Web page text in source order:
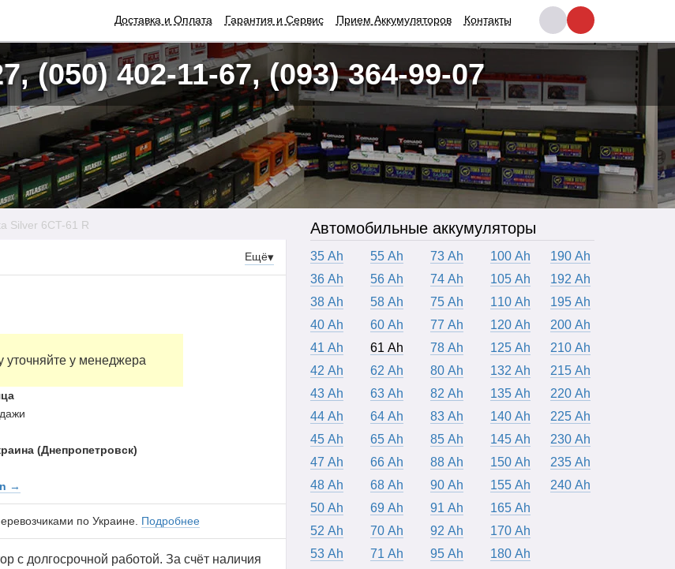
(050) 402-11-67, (093) 364-99-07
Silver 6CT-61 R
Ещё▾
уточняйте у менеджера
(Днепропетровск)
→
по Украине. Подробнее
с долгосрочной работой. За счёт наличия
Автомобильные аккумуляторы
35 Ah
36 Ah
38 Ah
40 Ah
41 Ah
42 Ah
43 Ah
44 Ah
45 Ah
47 Ah
48 Ah
50 Ah
52 Ah
53 Ah
55 Ah
56 Ah
58 Ah
60 Ah
61 Ah
62 Ah
63 Ah
64 Ah
65 Ah
66 Ah
68 Ah
69 Ah
70 Ah
71 Ah
73 Ah
74 Ah
75 Ah
77 Ah
78 Ah
80 Ah
82 Ah
83 Ah
85 Ah
88 Ah
90 Ah
91 Ah
92 Ah
95 Ah
100 Ah
105 Ah
110 Ah
120 Ah
125 Ah
132 Ah
135 Ah
140 Ah
145 Ah
150 Ah
155 Ah
165 Ah
170 Ah
180 Ah
190 Ah
192 Ah
195 Ah
200 Ah
210 Ah
215 Ah
220 Ah
225 Ah
230 Ah
235 Ah
240 Ah
Доставка и Оплата Гарантия и Сервис Прием Аккумуляторов Контакты